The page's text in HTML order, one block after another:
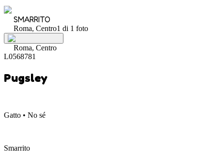
SMARRITO
Roma, Centro1 di 1 foto
Roma, Centro
L0568781
Pugsley
Gatto • No sé
Smarrito